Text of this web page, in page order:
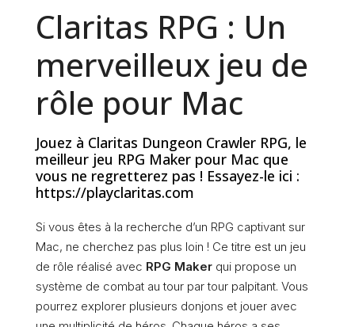
Claritas RPG : Un
merveilleux jeu de
rôle pour Mac
Jouez à Claritas Dungeon Crawler RPG, le
meilleur jeu RPG Maker pour Mac que
vous ne regretterez pas ! Essayez-le ici :
https://playclaritas.com
Si vous êtes à la recherche d’un RPG captivant sur
Mac, ne cherchez pas plus loin ! Ce titre est un jeu
de rôle réalisé avec RPG Maker qui propose un
système de combat au tour par tour palpitant. Vous
pourrez explorer plusieurs donjons et jouer avec